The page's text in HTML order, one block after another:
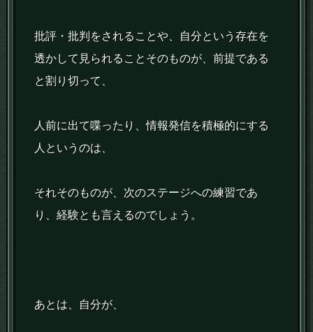
批評・批判をされることや、自分という存在を
透かして見られることそのものが、前提である
と割り切って、
人前に出て喋ったり、情報発信を積極的にする
人というのは、
それそのものが、次のステージへの練習であ
り、経験とも言えるのでしょう。
あとは、自分が、